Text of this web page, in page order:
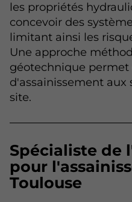
les propriétés
concevoir des
limitant ainsi les
Une approche
géotechnique
d'assainissement aux
site.
Spécialiste de
pour
Toulouse